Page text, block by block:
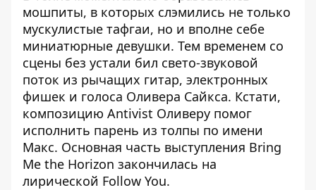
мошпиты, в которых слэмились не только
мускулистые тафгаи, но и вполне себе
миниатюрные девушки. Тем временем со
сцены без устали бил свето-звуковой
поток из рычащих гитар, электронных
фишек и голоса Оливера Сайкса. Кстати,
композицию Antivist Оливеру помог
исполнить парень из толпы по имени
Макс. Основная часть выступления Bring
Me the Horizon закончилась на
лирической Follow You.